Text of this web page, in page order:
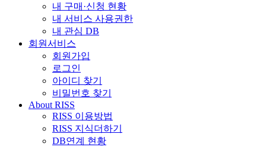
내 구매·신청 현황
내 서비스 사용권한
내 관심 DB
회원서비스
회원가입
로그인
아이디 찾기
비밀번호 찾기
About RISS
RISS 이용방법
RISS 지식더하기
DB연계 현황